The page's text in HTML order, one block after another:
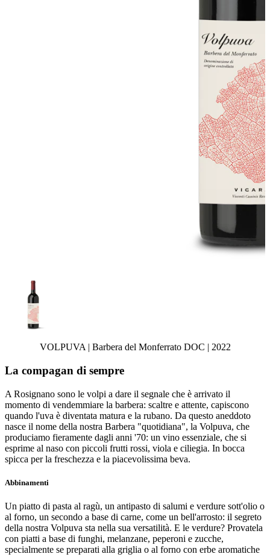
VOLPUVA | Barbera del Monferrato DOC | 2022
La compagan di sempre
A Rosignano sono le volpi a dare il segnale che è arrivato il
momento di vendemmiare la barbera: scaltre e attente, capiscono
quando l'uva è diventata matura e la rubano. Da questo aneddoto
nasce il nome della nostra Barbera "quotidiana", la Volpuva, che
produciamo fieramente dagli anni '70: un vino essenziale, che si
esprime al naso con piccoli frutti rossi, viola e ciliegia. In bocca
spicca per la freschezza e la piacevolissima beva.
Abbinamenti
Un piatto di pasta al ragù, un antipasto di salumi e verdure sott'olio o
al forno, un secondo a base di carne, come un bell'arrosto: il segreto
della nostra Volpuva sta nella sua versatilità. E le verdure? Provatela
con piatti a base di funghi, melanzane, peperoni e zucche,
specialmente se preparati alla griglia o al forno con erbe aromatiche